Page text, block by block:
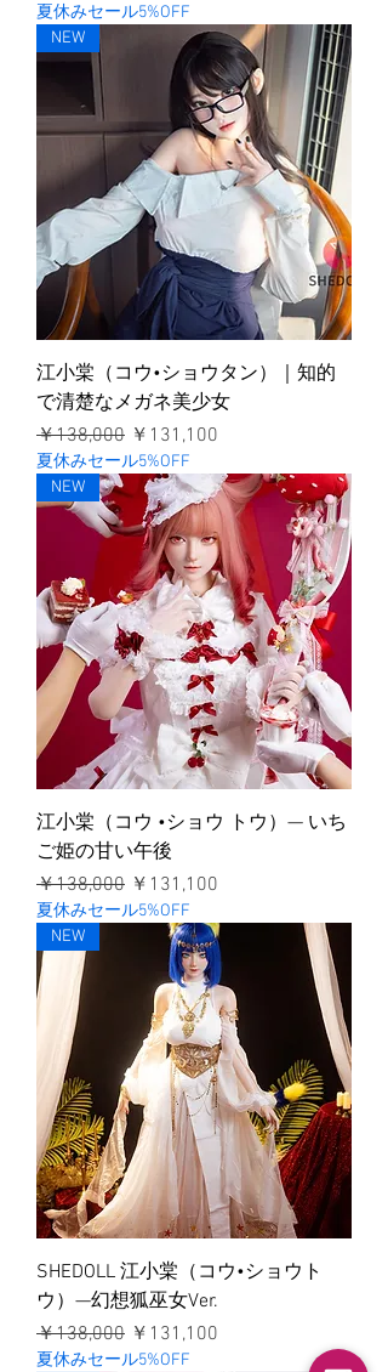
夏休みセール5%OFF
NEW
江小棠（コウ•ショウタン）｜知的
で清楚なメガネ美少女
通常価格
￥138,000 セール価格
￥131,100
夏休みセール5%OFF
NEW
江小棠（コウ •ショウ トウ）— いち
ご姫の甘い午後
通常価格
￥138,000 セール価格
￥131,100
夏休みセール5%OFF
NEW
SHEDOLL 江小棠（コウ•ショウト
ウ）—幻想狐巫女Ver.
通常価格
￥138,000 セール価格
￥131,100
夏休みセール5%OFF